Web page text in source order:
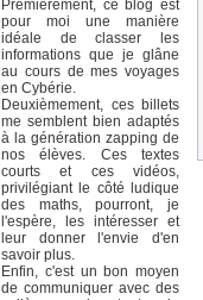
Premièrement, ce blog est
pour moi une manière
idéale de classer les
informations que je glâne
au cours de mes voyages
en Cybérie.
Deuxièmement, ces billets
me semblent bien adaptés
à la génération zapping de
nos élèves. Ces textes
courts et ces vidéos,
privilégiant le côté ludique
des maths, pourront, je
l'espère, les intéresser et
leur donner l'envie d'en
savoir plus.
Enfin, c'est un bon moyen
de communiquer avec des